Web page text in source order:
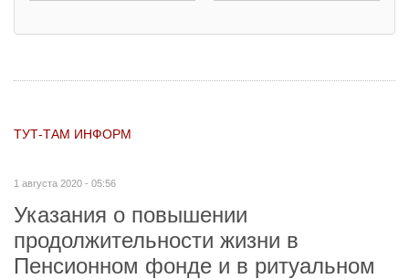
ТУТ-ТАМ ИНФОРМ
1 августа 2020 - 05:56
Указания о повышении
продолжительности жизни в
Пенсионном фонде и в ритуальном